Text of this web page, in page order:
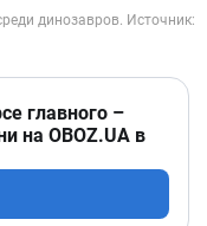
главного –
на OBOZ.UA в